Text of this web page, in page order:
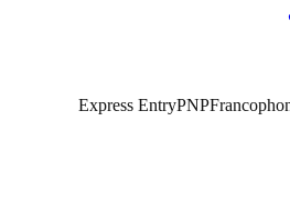
Express EntryPNP